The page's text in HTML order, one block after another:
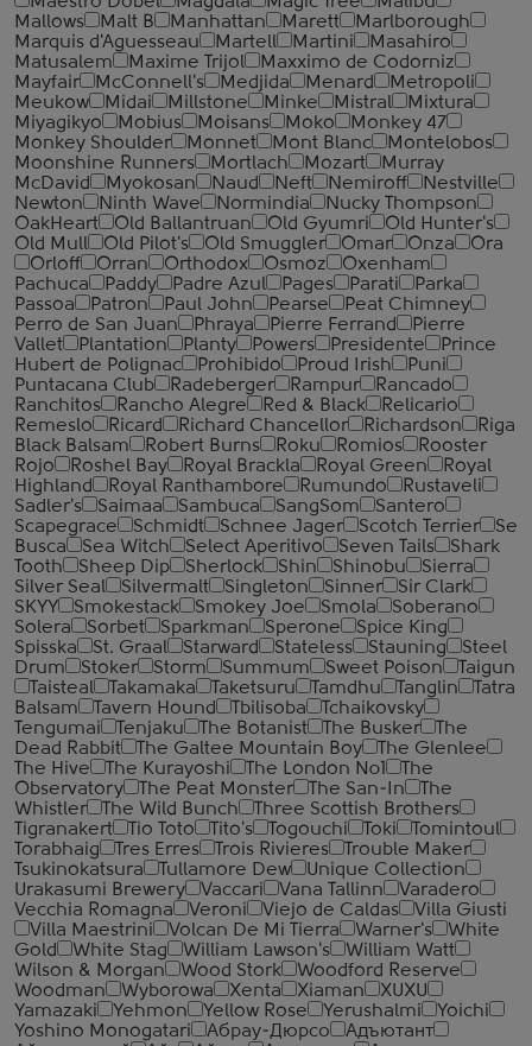
Mallows
Malt B Manhattan Marett
Marlborough
Marquis d'Aguesseau
Martell Martini
Masahiro
Matusalem
Maxime Trijol
Maxximo de Codorniz
Mayfair
McConnell's Medjida Menard
Metropoli
Meukow
Midai Millstone Minke Mistral
Mixtura
Miyagikyo
Mobius Moisans Moko
Monkey 47
Monkey Shoulder
Monnet Mont Blanc
Montelobos
Moonshine Runners
Mortlach Mozart
Murray
McDavid
Myokosan Naud Neft Nemiroff
Nestville
Newton
Ninth Wave Normindia
Nucky Thompson
OakHeart
Old Ballantruan Old Gyumri
Old Hunter's
Old Mull
Old Pilot's Old Smuggler Omar Onza
Ora
Orloff
Orran Orthodox Osmoz
Oxenham
Pachuca
Paddy Padre Azul Pages Parati
Parka
Passoa
Patron Paul John Pearse
Peat Chimney
Perro de San Juan
Phraya Pierre Ferrand
Pierre
Vallet
Plantation Planty Powers Presidente
Prince
Hubert de Polignac
Prohibido Proud Irish
Puni
Puntacana Club
Radeberger Rampur
Rancado
Ranchitos
Rancho Alegre Red & Black
Relicario
Remeslo
Ricard Richard Chancellor Richardson
Riga
Black Balsam
Robert Burns Roku Romios
Rooster
Rojo
Roshel Bay Royal Brackla Royal Green
Royal
Highland
Royal Ranthambore Rumundo
Rustaveli
Sadler's
Saimaa Sambuca SangSom
Santero
Scapegrace
Schmidt Schnee Jager Scotch Terrier
Se
Busca
Sea Witch Select Aperitivo Seven Tails
Shark
Tooth
Sheep Dip Sherlock Shin Shinobu
Sierra
Silver Seal
Silvermalt Singleton Sinner
Sir Clark
SKYY
Smokestack Smokey Joe Smola
Soberano
Solera
Sorbet Sparkman Sperone
Spice King
Spisska
St. Graal Starward Stateless Stauning
Steel
Drum
Stoker Storm Summum Sweet Poison
Taigun
Taisteal
Takamaka Taketsuru Tamdhu Tanglin
Tatra
Balsam
Tavern Hound Tbilisoba
Tchaikovsky
Tengumai
Tenjaku The Botanist The Busker
The
Dead Rabbit
The Galtee Mountain Boy
The Glenlee
The Hive
The Kurayoshi The London №1
The
Observatory
The Peat Monster The San-In
The
Whistler
The Wild Bunch
Three Scottish Brothers
Tigranakert
Tio Toto Tito's Togouchi Toki
Tomintoul
Torabhaig
Tres Erres Trois Rivieres
Trouble Maker
Tsukinokatsura
Tullamore Dew
Unique Collection
Urakasumi Brewery
Vaccari Vana Tallinn
Varadero
Vecchia Romagna
Veroni Viejo de Caldas
Villa Giusti
Villa Maestrini
Volcan De Mi Tierra Warner's
White
Gold
White Stag William Lawson's
William Watt
Wilson & Morgan
Wood Stork
Woodford Reserve
Woodman
Wyborowa Xenta Xiaman
XUXU
Yamazaki
Yehmon Yellow Rose Yerushalmi
Yoichi
Yoshino Monogatari
Абрау-Дюрсо
Адъютант